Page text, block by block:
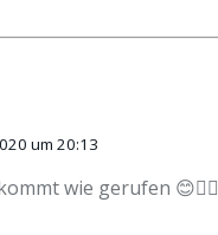
um 20:13
wie gerufen 😊👍🏼